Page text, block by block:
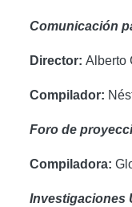
Comunicación
Director: Alberto
Compilador:
Foro de
Compiladora:
Investigaciones